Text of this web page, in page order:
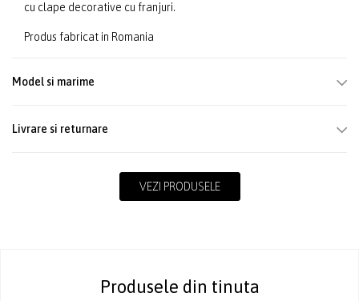
cu clape decorative cu franjuri.
Produs fabricat in Romania
Model si marime
Livrare si returnare
VEZI PRODUSELE
Produsele din tinuta